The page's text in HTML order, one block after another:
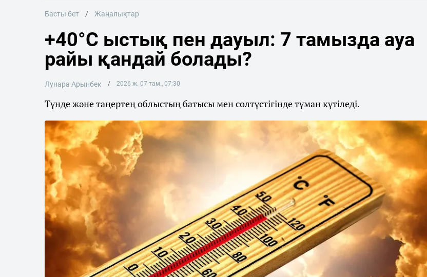
Басты бет Жаңалықтар
+40°C ыстық пен дауыл: 7 тамызда ауа
райы қандай болады?
Лунара Арынбек 2026 ж. 07 там., 07:30
Түнде және таңертең облыстың батысы мен солтүстігінде тұман күтіледі.